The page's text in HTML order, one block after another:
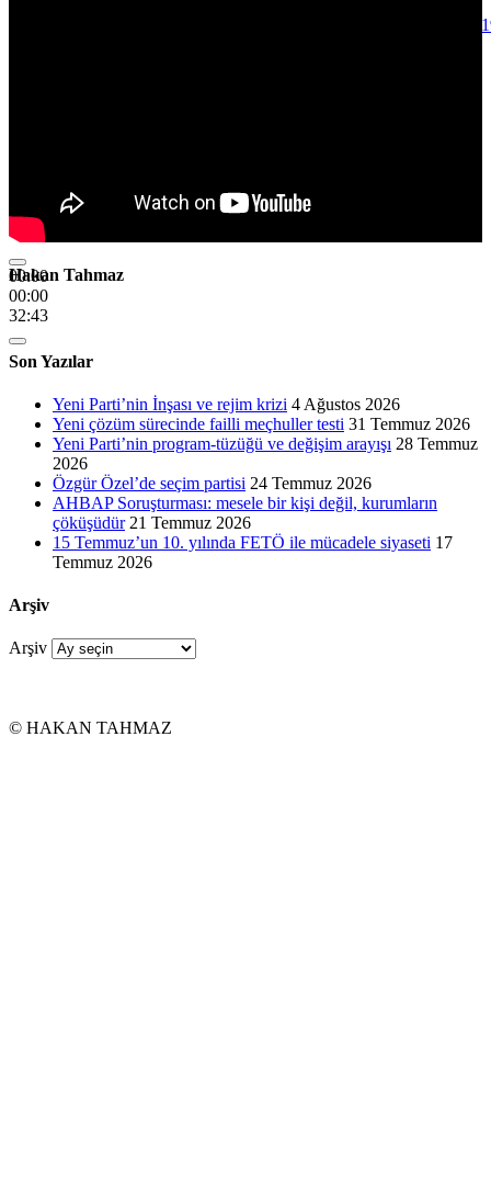
Dosyayı indir: http://www.hakantahmaz.com/wp-content/uploads/
00:00
00:00
32:43
Hakan Tahmaz
Son Yazılar
Yeni Parti’nin İnşası ve rejim krizi 4 Ağustos 2026
Yeni çözüm sürecinde failli meçhuller testi 31 Temmuz 2026
Yeni Parti’nin program-tüzüğü ve değişim arayışı 28 Temmuz
2026
Özgür Özel’de seçim partisi 24 Temmuz 2026
AHBAP Soruşturması: mesele bir kişi değil, kurumların
çöküşüdür 21 Temmuz 2026
15 Temmuz’un 10. yılında FETÖ ile mücadele siyaseti 17
Temmuz 2026
Arşiv
Arşiv
© HAKAN TAHMAZ